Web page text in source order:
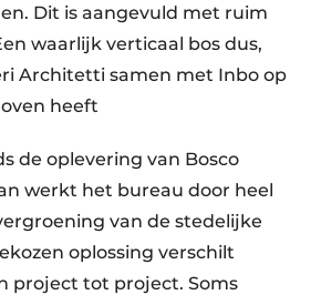
Dit is aangevuld met ruim
waarlijk verticaal bos dus,
Architetti samen met Inbo op
heeft
de oplevering van Bosco
werkt het bureau door heel
van de stedelijke
oplossing verschilt
project tot project. Soms